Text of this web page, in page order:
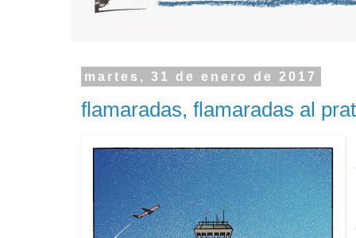
martes, 31 de enero de 2017
flamaradas, flamaradas al